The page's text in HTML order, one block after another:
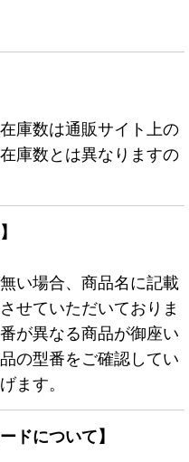
庫数は通販サイト上の
庫数とは異なりますの
い場合、商品名に記載
せていただいておりま
が異なる商品が御座い
の型番をご確認してい
ます。
ドについて】